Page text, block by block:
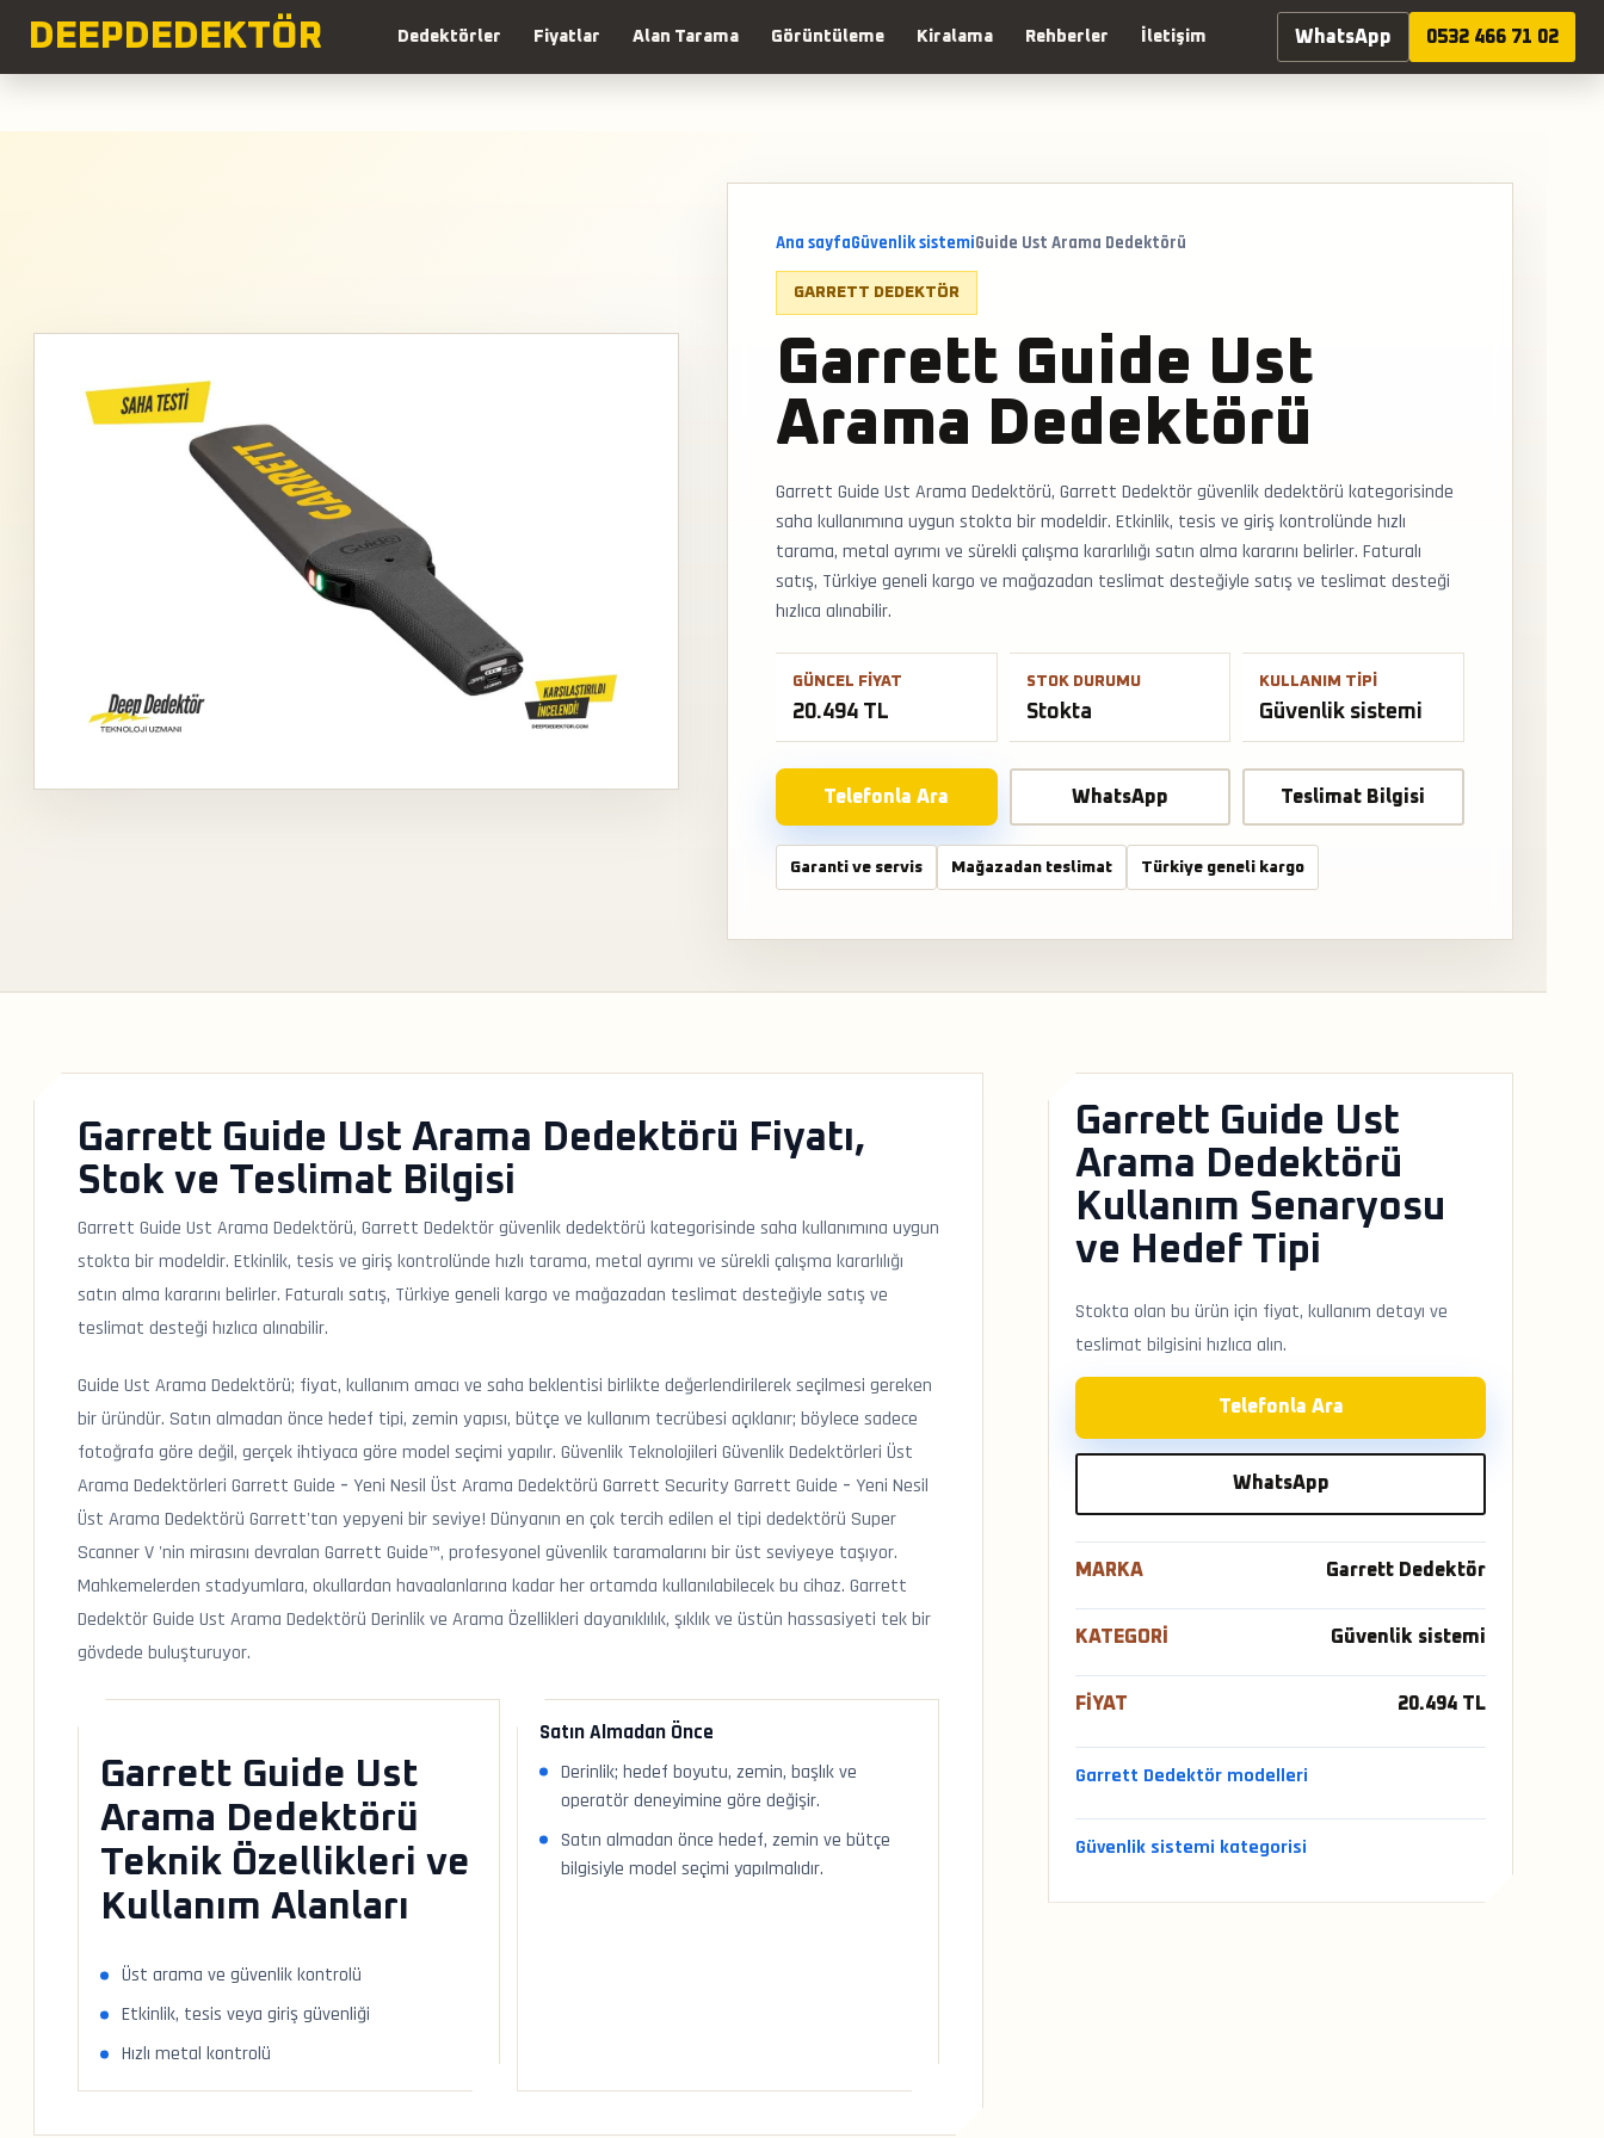
DEEP DEDEKTÖR Dedektörler Fiyatlar Alan Tarama Görüntüleme Kiralama Rehberler İletişim WhatsApp 0532 466 71 02
Ana sayfaGüvenlik sistemiGuide Ust Arama Dedektörü
GARRETT DEDEKTÖR
Garrett Guide Ust
Arama Dedektörü
Garrett Guide Ust Arama Dedektörü, Garrett Dedektör güvenlik dedektörü kategorisinde
saha kullanımına uygun stokta bir modeldir. Etkinlik, tesis ve giriş kontrolünde hızlı
tarama, metal ayrımı ve sürekli çalışma kararlılığı satın alma kararını belirler. Faturalı
satış, Türkiye geneli kargo ve mağazadan teslimat desteğiyle satış ve teslimat desteği
hızlıca alınabilir.
GÜNCEL FIYAT
20.494 TL
STOK DURUMU
Stokta
KULLANIM TIPI
Güvenlik sistemi
Telefonla Ara WhatsApp Teslimat Bilgisi
Garanti ve servis Mağazadan teslimat Türkiye geneli kargo
Garrett Guide Ust Arama Dedektörü Fiyatı,
Stok ve Teslimat Bilgisi
Garrett Guide Ust Arama Dedektörü, Garrett Dedektör güvenlik dedektörü kategorisinde saha kullanımına uygun
stokta bir modeldir. Etkinlik, tesis ve giriş kontrolünde hızlı tarama, metal ayrımı ve sürekli çalışma kararlılığı
satın alma kararını belirler. Faturalı satış, Türkiye geneli kargo ve mağazadan teslimat desteğiyle satış ve
teslimat desteği hızlıca alınabilir.
Guide Ust Arama Dedektörü; fiyat, kullanım amacı ve saha beklentisi birlikte değerlendirilerek seçilmesi gereken
bir üründür. Satın almadan önce hedef tipi, zemin yapısı, bütçe ve kullanım tecrübesi açıklanır; böylece sadece
fotoğrafa göre değil, gerçek ihtiyaca göre model seçimi yapılır. Güvenlik Teknolojileri Güvenlik Dedektörleri Üst
Arama Dedektörleri Garrett Guide – Yeni Nesil Üst Arama Dedektörü Garrett Security Garrett Guide – Yeni Nesil
Üst Arama Dedektörü Garrett'tan yepyeni bir seviye! Dünyanın en çok tercih edilen el tipi dedektörü Super
Scanner V 'nin mirasını devralan Garrett Guide™, profesyonel güvenlik taramalarını bir üst seviyeye taşıyor.
Mahkemelerden stadyumlara, okullardan havaalanlarına kadar her ortamda kullanılabilecek bu cihaz. Garrett
Dedektör Guide Ust Arama Dedektörü Derinlik ve Arama Özellikleri dayanıklılık, şıklık ve üstün hassasiyeti tek bir
gövdede buluşturuyor.
Garrett Guide Ust
Arama Dedektörü
Teknik Özellikleri ve
Kullanım Alanları
Üst arama ve güvenlik kontrolü
Etkinlik, tesis veya giriş güvenliği
Hızlı metal kontrolü
Satın Almadan Önce
Derinlik; hedef boyutu, zemin, başlık ve
operatör deneyimine göre değişir.
Satın almadan önce hedef, zemin ve bütçe
bilgisiyle model seçimi yapılmalıdır.
Garrett Guide Ust
Arama Dedektörü
Kullanım Senaryosu
ve Hedef Tipi
Stokta olan bu ürün için fiyat, kullanım detayı ve
teslimat bilgisini hızlıca alın.
Telefonla Ara
WhatsApp
MARKA Garrett Dedektör
KATEGORI Güvenlik sistemi
FIYAT 20.494 TL
Garrett Dedektör modelleri
Güvenlik sistemi kategorisi